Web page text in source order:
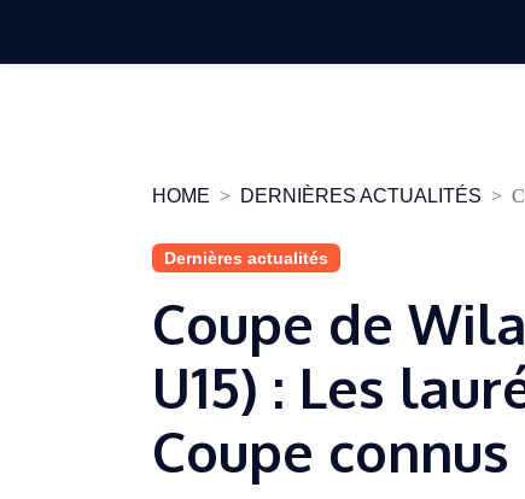
HOME DERNIÈRES ACTUALITÉS
Dernières actualités
Coupe de
U15) : Les
Coupe connus